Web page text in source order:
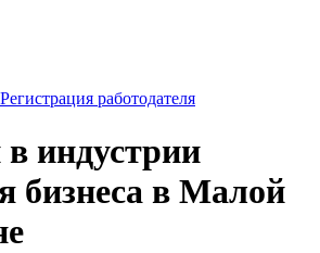
Регистрация работодателя
индустрии
бизнеса в Малой